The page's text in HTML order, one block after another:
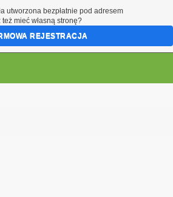
utworzona bezpłatnie pod adresem
też mieć własną stronę?
REJESTRACJA